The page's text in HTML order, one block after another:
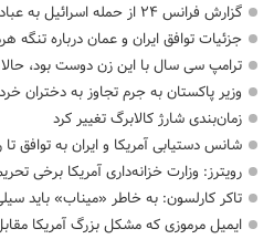
گزارش فرانس ۲۴ از حمله اسرائیل به عبادتگاه یهودیان در تهران
جزئیات توافق ایران و عمان درباره تنگه
ترامپ سی سال با این زن دوست بود،
وزیر پاکستان به جرم تجاوز به دختران
زمان‌بندی شارژ کالابرگ تغییر کرد
شانس دستیابی آمریکا و ایران به توافق تا روز
رویترز: وزارت خزانه‌داری آمریکا برخی
تاکر کارلسون: به خاطر «میناب» باید
ایمیل مرموزی که مشکل بزرگ آمریکا